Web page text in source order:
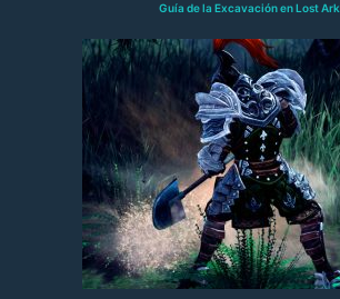
Guía de la Excavación en Lost Ark